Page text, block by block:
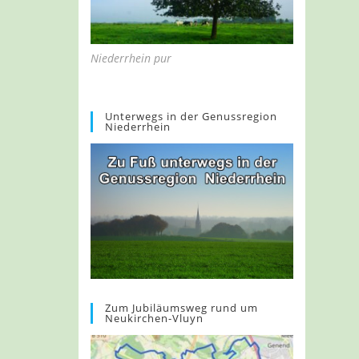
Niederrhein pur
Unterwegs in der Genussregion
Niederrhein
Zum Jubiläumsweg rund um
Neukirchen-Vluyn